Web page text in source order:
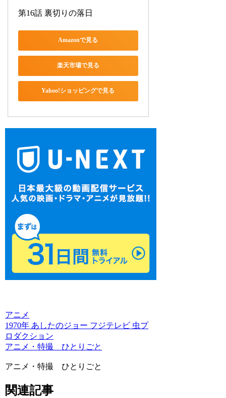
第16話 裏切りの落日
Amazonで見る
楽天市場で見る
Yahoo!ショッピングで見る
アニメ
1970年 あしたのジョー フジテレビ 虫プ
ロダクション
アニメ・特撮 ひとりごと
アニメ・特撮 ひとりごと
関連記事